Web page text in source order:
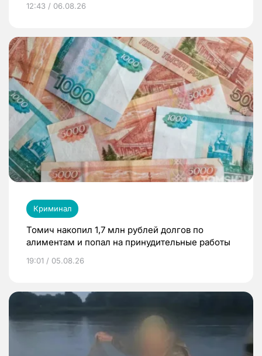
12:43 / 06.08.26
Криминал
Томич накопил 1,7 млн рублей долгов по
алиментам и попал на принудительные работы
19:01 / 05.08.26